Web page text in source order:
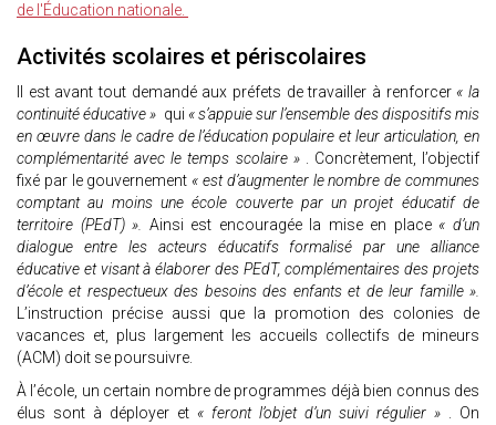
de l'Éducation nationale.
Activités scolaires et périscolaires
Il est avant tout demandé aux préfets de travailler à renforcer « la
continuité éducative » qui « s’appuie sur l’ensemble des dispositifs mis
en œuvre dans le cadre de l’éducation populaire et leur articulation, en
complémentarité avec le temps scolaire » . Concrètement, l’objectif
fixé par le gouvernement « est d’augmenter le nombre de communes
comptant au moins une école couverte par un projet éducatif de
territoire (PEdT) ». Ainsi est encouragée la mise en place« d’un
dialogue entre les acteurs éducatifs formalisé par une alliance
éducative et visant à élaborer des PEdT, complémentaires des projets
d’école et respectueux des besoins des enfants et de leur famille ».
L’instruction précise aussi que la promotion des colonies de
vacances et, plus largement les accueils collectifs de mineurs
(ACM) doit se poursuivre.
À l’école, un certain nombre de programmes déjà bien connus des
élus sont à déployer et « feront l’objet d’un suivi régulier » . On